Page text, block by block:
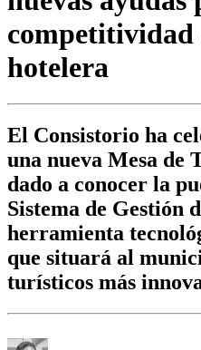
competitividad
hotelera
El Consistorio ha
una nueva Mesa de
dado a conocer la
Sistema de Gestión
herramienta
que situará al
turísticos más